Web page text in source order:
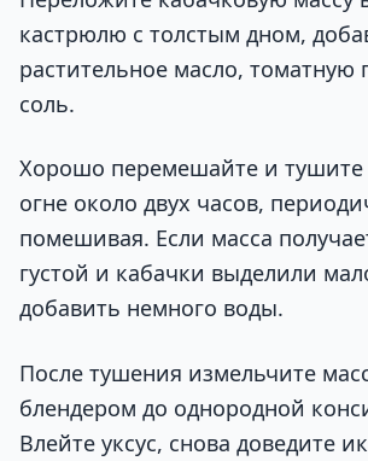
кастрюлю с толстым дном,
растительное масло, томатную
соль.
Хорошо перемешайте и тушите
огне около двух часов,
помешивая. Если масса
густой и кабачки выделили
добавить немного воды.
После тушения измельчите
блендером до однородной
Влейте уксус, снова доведите